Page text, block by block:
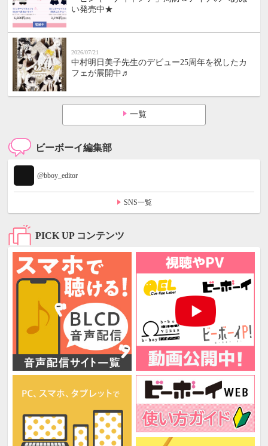
い発売中★
2026/07/21
中村明日美子先生のデビュー25周年を祝したカ
フェが展開中♬
一覧
ビーボーイ編集部
@bboy_editor
SNS一覧
PICK UP コンテンツ